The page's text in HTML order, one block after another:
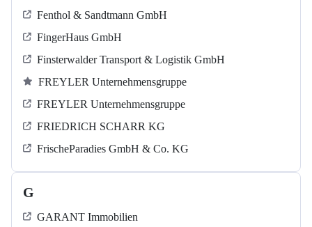
Fenthol & Sandtmann GmbH
FingerHaus GmbH
Finsterwalder Transport & Logistik GmbH
FREYLER Unternehmensgruppe
FREYLER Unternehmensgruppe
FRIEDRICH SCHARR KG
FrischeParadies GmbH & Co. KG
G
GARANT Immobilien